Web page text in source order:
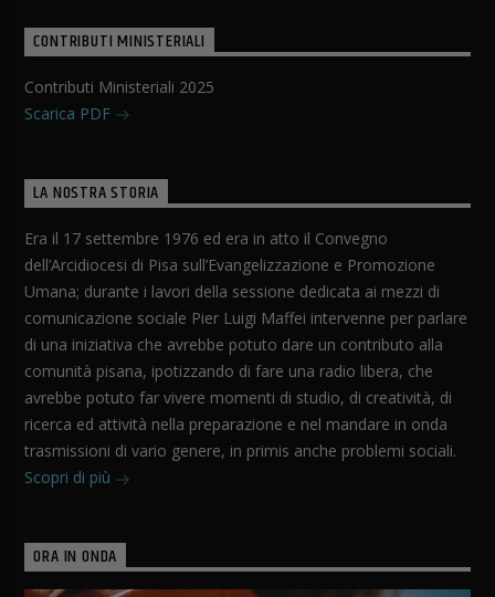
CONTRIBUTI MINISTERIALI
Contributi Ministeriali 2025
Scarica PDF
LA NOSTRA STORIA
Era il 17 settembre 1976 ed era in atto il Convegno
dell’Arcidiocesi di Pisa sull’Evangelizzazione e Promozione
Umana; durante i lavori della sessione dedicata ai mezzi di
comunicazione sociale Pier Luigi Maffei intervenne per parlare
di una iniziativa che avrebbe potuto dare un contributo alla
comunità pisana, ipotizzando di fare una radio libera, che
avrebbe potuto far vivere momenti di studio, di creatività, di
ricerca ed attività nella preparazione e nel mandare in onda
trasmissioni di vario genere, in primis anche problemi sociali.
Scopri di più
ORA IN ONDA